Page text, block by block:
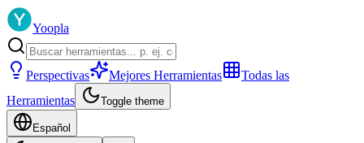
Yoopla
Perspectivas Mejores Herramientas
Todas las
Herramientas
Toggle theme
Español